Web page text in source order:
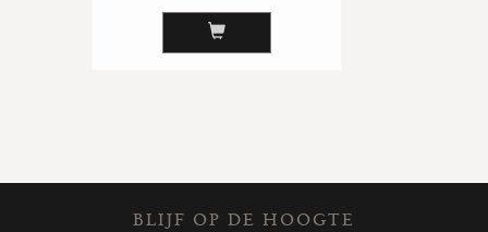
BLIJF OP DE HOOGTE